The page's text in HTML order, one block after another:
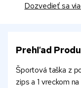
Dozvedieť sa
Prehľad
Športová taška z
zips a 1 vreckom